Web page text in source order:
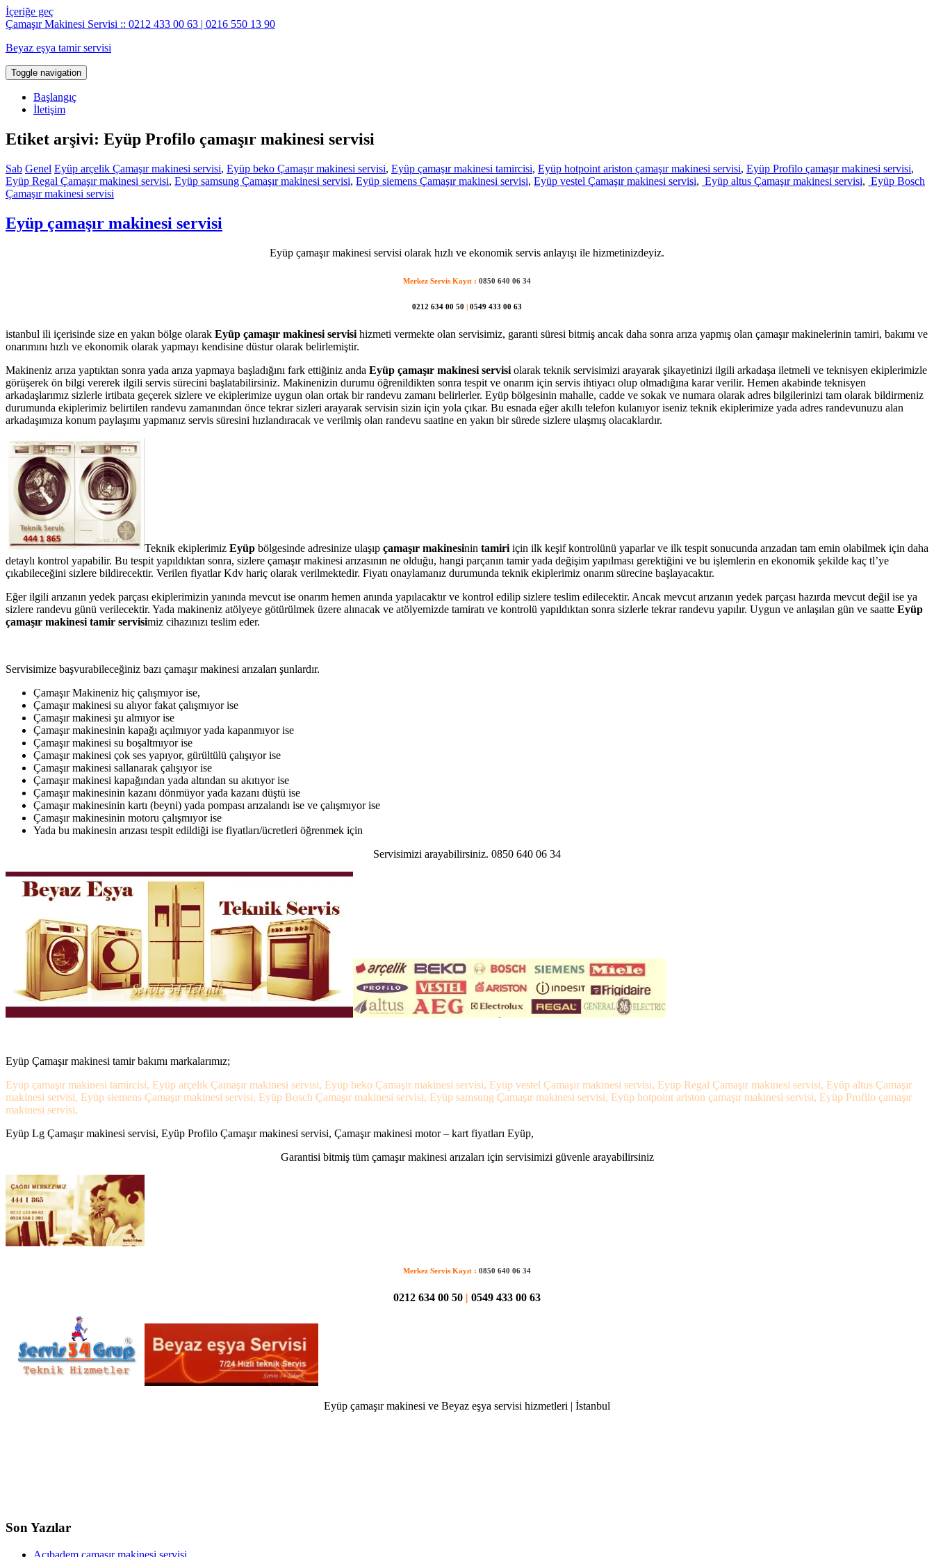
İçeriğe geç
Çamaşır Makinesi Servisi :: 0212 433 00 63 | 0216 550 13 90
Beyaz eşya tamir servisi
Toggle navigation
Başlangıç
İletişim
Etiket arşivi: Eyüp Profilo çamaşır makinesi servisi
Sab Genel Eyüp arçelik Çamaşır makinesi servisi, Eyüp beko Çamaşır makinesi servisi, Eyüp çamaşır makinesi tamircisi, Eyüp hotpoint ariston çamaşır makinesi servisi, Eyüp Profilo çamaşır makinesi servisi,
Eyüp Regal Çamaşır makinesi servisi, Eyüp samsung Çamaşır makinesi servisi, Eyüp siemens Çamaşır makinesi servisi, Eyüp vestel Çamaşır makinesi servisi, Eyüp altus Çamaşır makinesi servisi, Eyüp Bosch
Çamaşır makinesi servisi
Eyüp çamaşır makinesi servisi
Eyüp çamaşır makinesi servisi olarak hızlı ve ekonomik servis anlayışı ile hizmetinizdeyiz.
Merkez Servis Kayıt : 0850 640 06 34
0212 634 00 50 | 0549 433 00 63
istanbul ili içerisinde size en yakın bölge olarak Eyüp çamaşır makinesi servisi hizmeti vermekte olan servisimiz, garanti süresi bitmiş ancak daha sonra arıza yapmış olan çamaşır makinelerinin tamiri, bakımı ve
onarımını hızlı ve ekonomik olarak yapmayı kendisine düstur olarak belirlemiştir.
Makineniz arıza yaptıktan sonra yada arıza yapmaya başladığını fark ettiğiniz anda Eyüp çamaşır makinesi servisi olarak teknik servisimizi arayarak şikayetinizi ilgili arkadaşa iletmeli ve teknisyen ekiplerimizle
görüşerek ön bilgi vererek ilgili servis sürecini başlatabilirsiniz. Makinenizin durumu öğrenildikten sonra tespit ve onarım için servis ihtiyacı olup olmadığına karar verilir. Hemen akabinde teknisyen
arkadaşlarımız sizlerle irtibata geçerek sizlere ve ekiplerimize uygun olan ortak bir randevu zamanı belirlerler. Eyüp bölgesinin mahalle, cadde ve sokak ve numara olarak adres bilgilerinizi tam olarak bildirmeniz
durumunda ekiplerimiz belirtilen randevu zamanından önce tekrar sizleri arayarak servisin sizin için yola çıkar. Bu esnada eğer akıllı telefon kulanıyor iseniz teknik ekiplerimize yada adres randevunuzu alan
arkadaşımıza konum paylaşımı yapmanız servis süresini hızlandıracak ve verilmiş olan randevu saatine en yakın bir sürede sizlere ulaşmış olacaklardır.
Teknik ekiplerimiz Eyüp bölgesinde adresinize ulaşıp çamaşır makinesinin tamiri için ilk keşif kontrolünü yaparlar ve ilk tespit sonucunda arızadan tam emin olabilmek için daha
detaylı kontrol yapabilir. Bu tespit yapıldıktan sonra, sizlere çamaşır makinesi arızasının ne olduğu, hangi parçanın tamir yada değişim yapılması gerektiğini ve bu işlemlerin en ekonomik şekilde kaç tl’ye
çıkabileceğini sizlere bildirecektir. Verilen fiyatlar Kdv hariç olarak verilmektedir. Fiyatı onaylamanız durumunda teknik ekiplerimiz onarım sürecine başlayacaktır.
Eğer ilgili arızanın yedek parçası ekiplerimizin yanında mevcut ise onarım hemen anında yapılacaktır ve kontrol edilip sizlere teslim edilecektir. Ancak mevcut arızanın yedek parçası hazırda mevcut değil ise ya
sizlere randevu günü verilecektir. Yada makineniz atölyeye götürülmek üzere alınacak ve atölyemizde tamiratı ve kontrolü yapıldıktan sonra sizlerle tekrar randevu yapılır. Uygun ve anlaşılan gün ve saatte Eyüp
çamaşır makinesi tamir servisimiz cihazınızı teslim eder.
Servisimize başvurabileceğiniz bazı çamaşır makinesi arızaları şunlardır.
Çamaşır Makineniz hiç çalışmıyor ise,
Çamaşır makinesi su alıyor fakat çalışmıyor ise
Çamaşır makinesi şu almıyor ise
Çamaşır makinesinin kapağı açılmıyor yada kapanmıyor ise
Çamaşır makinesi su boşaltmıyor ise
Çamaşır makinesi çok ses yapıyor, gürültülü çalışıyor ise
Çamaşır makinesi sallanarak çalışıyor ise
Çamaşır makinesi kapağından yada altından su akıtıyor ise
Çamaşır makinesinin kazanı dönmüyor yada kazanı düştü ise
Çamaşır makinesinin kartı (beyni) yada pompası arızalandı ise ve çalışmıyor ise
Çamaşır makinesinin motoru çalışmıyor ise
Yada bu makinesin arızası tespit edildiği ise fiyatları/ücretleri öğrenmek için
Servisimizi arayabilirsiniz. 0850 640 06 34
Eyüp Çamaşır makinesi tamir bakımı markalarımız;
Eyüp çamaşır makinesi tamircisi, Eyüp arçelik Çamaşır makinesi servisi, Eyüp beko Çamaşır makinesi servisi, Eyüp vestel Çamaşır makinesi servisi, Eyüp Regal Çamaşır makinesi servisi, Eyüp altus Çamaşır
makinesi servisi, Eyüp siemens Çamaşır makinesi servisi, Eyüp Bosch Çamaşır makinesi servisi, Eyüp samsung Çamaşır makinesi servisi, Eyüp hotpoint ariston çamaşır makinesi servisi, Eyüp Profilo çamaşır
makinesi servisi,
Eyüp Lg Çamaşır makinesi servisi, Eyüp Profilo Çamaşır makinesi servisi, Çamaşır makinesi motor – kart fiyatları Eyüp,
Garantisi bitmiş tüm çamaşır makinesi arızaları için servisimizi güvenle arayabilirsiniz
Merkez Servis Kayıt : 0850 640 06 34
0212 634 00 50 0549 433 00 63
Eyüp çamaşır makinesi ve Beyaz eşya servisi hizmetleri | İstanbul
Son Yazılar
Acıbadem çamaşır makinesi servisi